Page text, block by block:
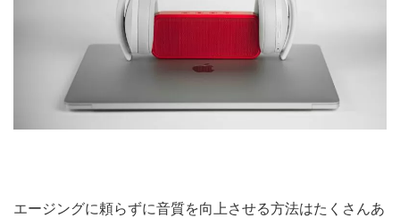
エージングに頼らずに音質を向上させる方法はたくさんあ